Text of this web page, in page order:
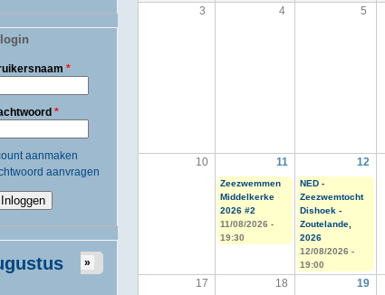
*
*
aanmaken
aanvragen
»
3 4 5
10 11 12
Zeezwemmen
Middelkerke
2026 #2
11/08/2026 -
19:30
NED -
Zeezwemtocht
Dishoek -
Zoutelande,
2026
12/08/2026 -
19:00
17 18 19